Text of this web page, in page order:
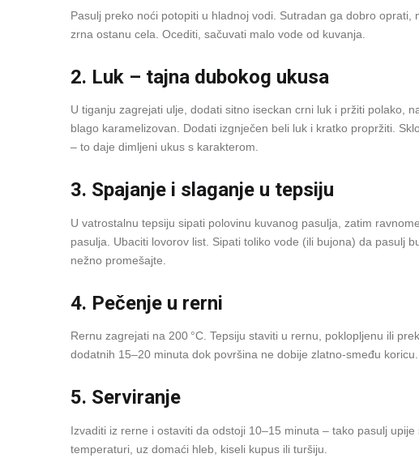
Pasulj preko noći potopiti u hladnoj vodi. Sutradan ga dobro
zrna ostanu cela. Ocediti, sačuvati malo vode od kuvanja.
2. Luk – tajna dubokog ukusa
U tiganju zagrejati ulje, dodati sitno iseckan crni luk i pržiti polako,
blago karamelizovan. Dodati izgnječen beli luk i kratko propržiti.
– to daje dimljeni ukus s karakterom.
3. Spajanje i slaganje u tepsiju
U vatrostalnu tepsiju sipati polovinu kuvanog pasulja, zatim
pasulja. Ubaciti lovorov list. Sipati toliko vode (ili bujona) da pasulj
nežno promešajte.
4. Pečenje u rerni
Rernu zagrejati na 200 °C. Tepsiju staviti u rernu, poklopljenu ili
dodatnih 15–20 minuta dok površina ne dobije zlatno‑smeđu koricu.
5. Serviranje
Izvaditi iz rerne i ostaviti da odstoji 10–15 minuta – tako pasulj
temperaturi, uz domaći hleb, kiseli kupus ili turšiju.